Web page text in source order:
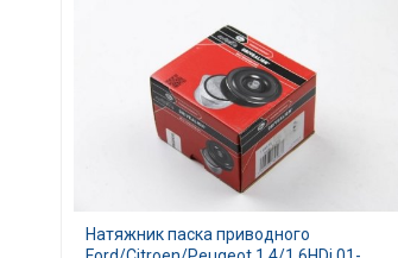
Натяжник паска приводного